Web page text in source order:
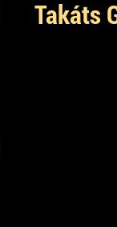
Takáts